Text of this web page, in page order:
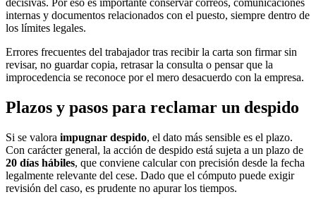
internas y documentos relacionados con el puesto, siempre dentro de
los límites legales.
Errores frecuentes del trabajador tras recibir la carta son firmar sin
revisar, no guardar copia, retrasar la consulta o pensar que la
improcedencia se reconoce por el mero desacuerdo con la empresa.
Plazos y pasos para reclamar un despido
Si se valora impugnar despido, el dato más sensible es el plazo.
Con carácter general, la acción de despido está sujeta a un plazo de
20 días hábiles, que conviene calcular con precisión desde la fecha
legalmente relevante del cese. Dado que el cómputo puede exigir
revisión del caso, es prudente no apurar los tiempos.